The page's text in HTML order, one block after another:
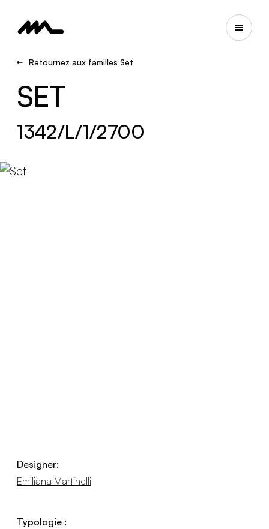
Retournez aux familles Set
SET
1342/L/1/2700
Designer:
Emiliana Martinelli
Typologie :